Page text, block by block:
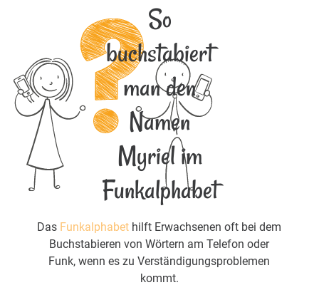
So
buchstabiert
man den
Namen
Myriel im
Funkalphabet
Das Funkalphabet hilft Erwachsenen oft bei dem
Buchstabieren von Wörtern am Telefon oder
Funk, wenn es zu Verständigungsproblemen
kommt.